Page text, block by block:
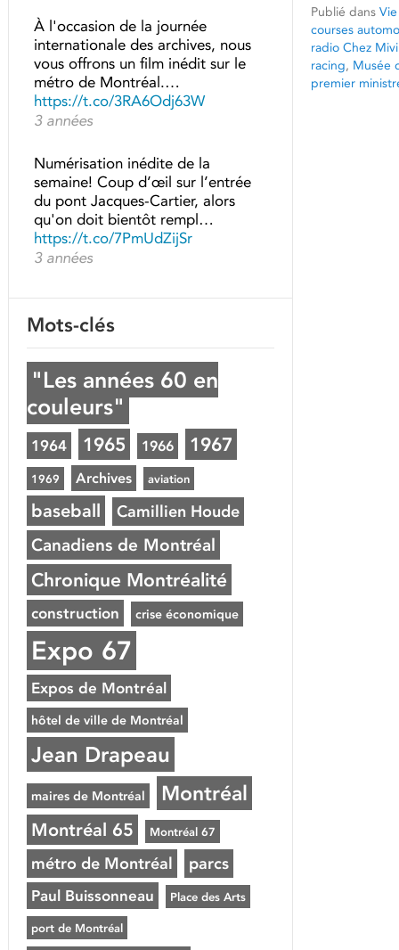
Publié dans
courses
radio Chez
racing, Musée
premier
À l'occasion de la journée
internationale des archives, nous
vous offrons un film inédit sur le
métro de Montréal.…
https://t.co/3RA6Odj63W
3 années
Numérisation inédite de la
semaine! Coup d’œil sur l’entrée
du pont Jacques-Cartier, alors
qu'on doit bientôt rempl…
https://t.co/7PmUdZijSr
3 années
Mots-clés
"Les années 60 en
couleurs"
1964 1965 1966 1967
1969 Archives aviation
baseball Camillien Houde
Canadiens de Montréal
Chronique Montréalité
construction crise économique
Expo 67
Expos de Montréal
hôtel de ville de Montréal
Jean Drapeau
maires de Montréal Montréal
Montréal 65 Montréal 67
métro de Montréal parcs
Paul Buissonneau Place des Arts
port de Montréal